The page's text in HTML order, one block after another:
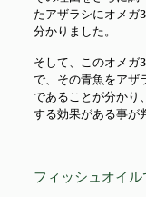
たアザラシにオメガ
分かりました。
そして、このオメガ
で、その青魚をアザ
であることが分かり
する効果がある事が
フィッシュオイ